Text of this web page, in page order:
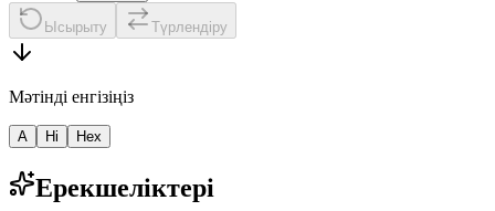
Ысырыту Түрлендіру
Мәтінді енгізіңіз
A Hi Hex
Ерекшеліктері